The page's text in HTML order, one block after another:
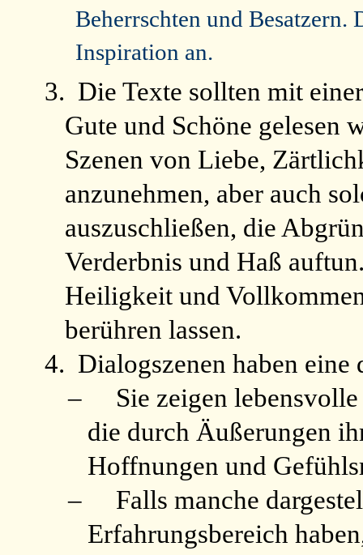
Beherrschten und
Inspiration an.
3. Die Texte sollten mit
Gute und Schöne gelesen
Szenen von Liebe,
anzunehmen, aber auch
auszuschließen, die
Verderbnis und Haß
Heiligkeit und
berühren lassen.
4. Dialogszenen haben
–
Sie zeigen
die durch Äußerungen
Hoffnungen und
–
Falls manche
Erfahrungsbereich